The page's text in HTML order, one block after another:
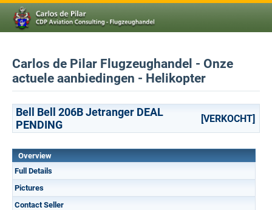
Carlos de Pilar Flugzeughandel - Onze
actuele aanbiedingen - Helikopter
Bell Bell 206B Jetranger DEAL
PENDING
[VERKOCHT]
Overview
Full Details
Pictures
Contact Seller